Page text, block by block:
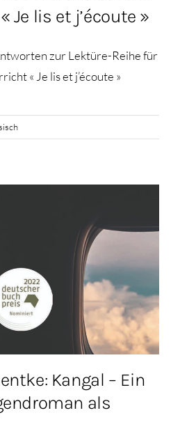
Je lis et j’écoute »
zur Lektüre-Reihe für
« Je lis et j’écoute »
Kangal – Ein
als